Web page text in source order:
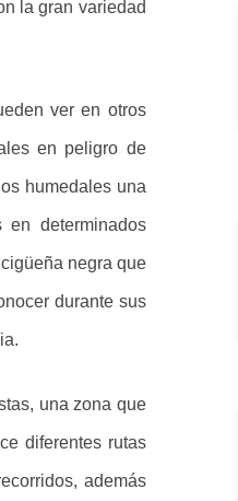
la gran variedad
ver en otros
en peligro de
humedales una
en determinados
negra que
durante sus
una zona que
diferentes rutas
además